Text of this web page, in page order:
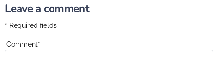
Leave a comment
* Required fields
Comment*